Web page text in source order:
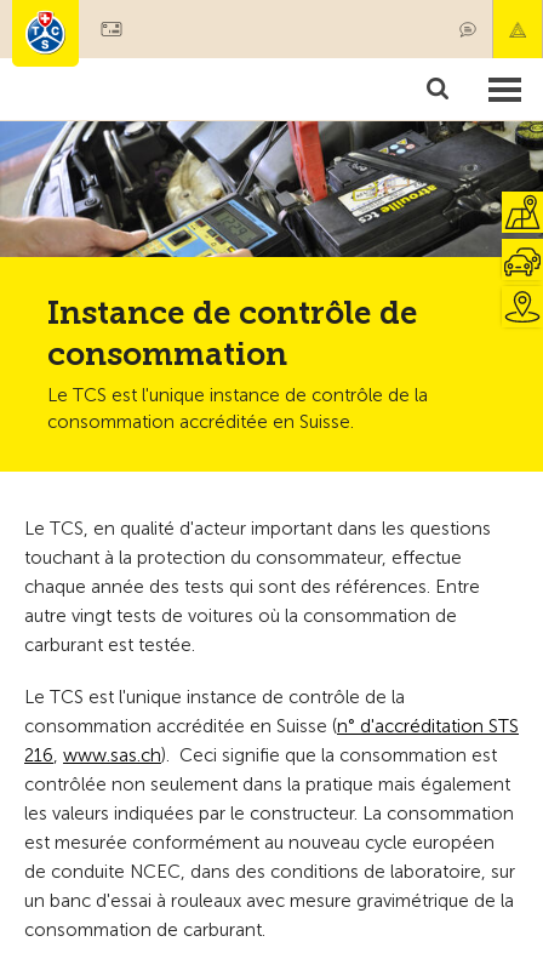
Produits & services
Instance de contrôle de
consommation
Le TCS est l'unique instance de contrôle de la
consommation accréditée en Suisse.
Le TCS, en qualité d'acteur important dans les questions
touchant à la protection du consommateur, effectue
chaque année des tests qui sont des références. Entre
autre vingt tests de voitures où la consommation de
carburant est testée.
Le TCS est l'unique instance de contrôle de la
consommation accréditée en Suisse (n° d'accréditation STS
216, www.sas.ch). Ceci signifie que la consommation est
contrôlée non seulement dans la pratique mais également
les valeurs indiquées par le constructeur. La consommation
est mesurée conformément au nouveau cycle européen
de conduite NCEC, dans des conditions de laboratoire, sur
un banc d'essai à rouleaux avec mesure gravimétrique de la
consommation de carburant.